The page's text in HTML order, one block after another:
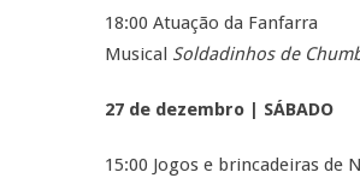
18:00 Atuação da Fanfarra
Musical Soldadinhos de
27 de dezembro | SÁBADO
15:00 Jogos e brincadeiras de